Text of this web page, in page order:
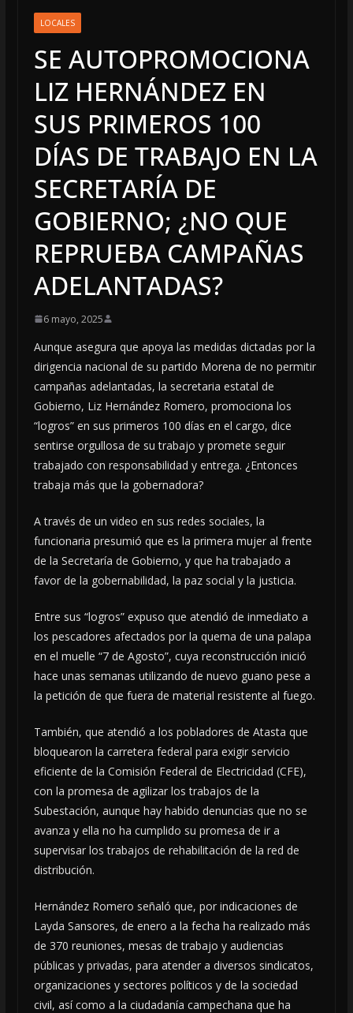
LOCALES
SE AUTOPROMOCIONA
LIZ HERNÁNDEZ EN
SUS PRIMEROS 100
DÍAS DE TRABAJO EN LA
SECRETARÍA DE
GOBIERNO; ¿NO QUE
REPRUEBA CAMPAÑAS
ADELANTADAS?
6 mayo, 2025
Aunque asegura que apoya las medidas dictadas por la
dirigencia nacional de su partido Morena de no permitir
campañas adelantadas, la secretaria estatal de
Gobierno, Liz Hernández Romero, promociona los
“logros” en sus primeros 100 días en el cargo, dice
sentirse orgullosa de su trabajo y promete seguir
trabajado con responsabilidad y entrega. ¿Entonces
trabaja más que la gobernadora?
A través de un video en sus redes sociales, la
funcionaria presumió que es la primera mujer al frente
de la Secretaría de Gobierno, y que ha trabajado a
favor de la gobernabilidad, la paz social y la justicia.
Entre sus “logros” expuso que atendió de inmediato a
los pescadores afectados por la quema de una palapa
en el muelle “7 de Agosto”, cuya reconstrucción inició
hace unas semanas utilizando de nuevo guano pese a
la petición de que fuera de material resistente al fuego.
También, que atendió a los pobladores de Atasta que
bloquearon la carretera federal para exigir servicio
eficiente de la Comisión Federal de Electricidad (CFE),
con la promesa de agilizar los trabajos de la
Subestación, aunque hay habido denuncias que no se
avanza y ella no ha cumplido su promesa de ir a
supervisar los trabajos de rehabilitación de la red de
distribución.
Hernández Romero señaló que, por indicaciones de
Layda Sansores, de enero a la fecha ha realizado más
de 370 reuniones, mesas de trabajo y audiencias
públicas y privadas, para atender a diversos sindicatos,
organizaciones y sectores políticos y de la sociedad
civil, así como a la ciudadanía campechana que ha